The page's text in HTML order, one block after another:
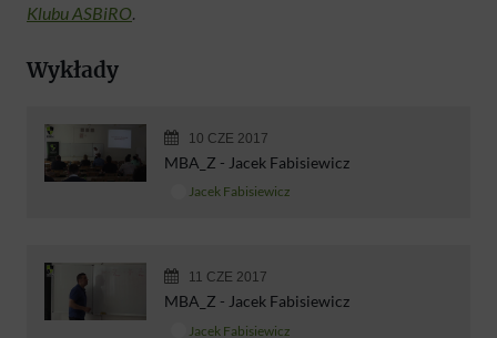
Klubu ASBiRO.
Wykłady
10 CZE 2017
MBA_Z - Jacek Fabisiewicz
Jacek Fabisiewicz
11 CZE 2017
MBA_Z - Jacek Fabisiewicz
Jacek Fabisiewicz